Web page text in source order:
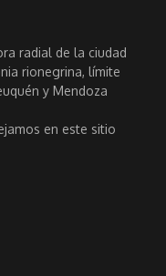
radial de la ciudad
rionegrina, límite
y Mendoza
en este sitio